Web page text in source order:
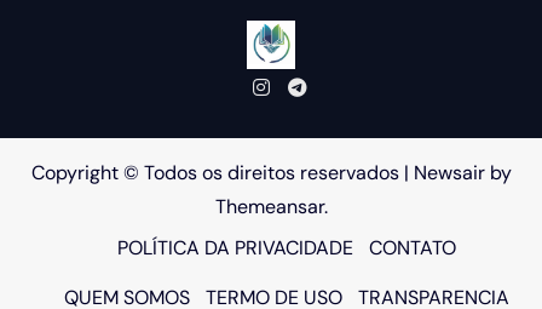
Copyright © Todos os direitos reservados | Newsairby
Themeansar.
POLÍTICA DA PRIVACIDADE
CONTATO
QUEM SOMOS
TERMO DE USO TRANSPARENCIA